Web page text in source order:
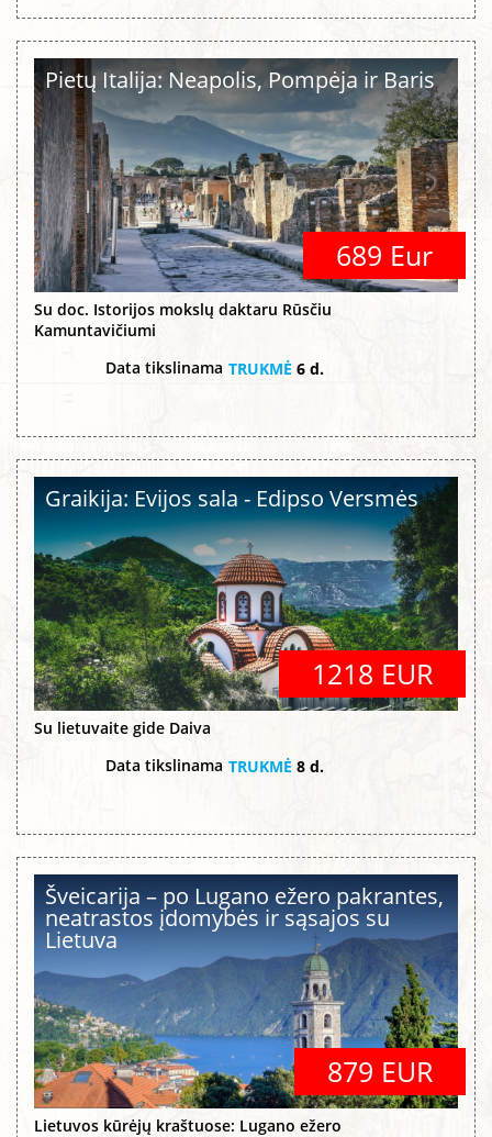
Pietų Italija: Neapolis, Pompėja ir Baris
689 Eur
Su doc. Istorijos mokslų daktaru Rūsčiu
Kamuntavičiumi
Data tikslinama TRUKMĖ 6 d.
Graikija: Evijos sala - Edipso Versmės
1218 EUR
Su lietuvaite gide Daiva
Data tikslinama TRUKMĖ 8 d.
Šveicarija – po Lugano ežero pakrantes,
neatrastos įdomybės ir sąsajos su
Lietuva
879 EUR
Lietuvos kūrėjų kraštuose: Lugano ežero